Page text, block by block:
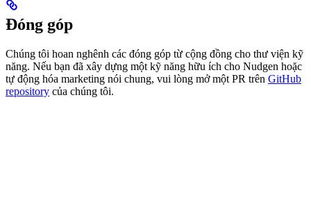
Đóng góp
Chúng tôi hoan nghênh các đóng góp từ cộng đồng cho thư viện kỹ
năng. Nếu bạn đã xây dựng một kỹ năng hữu ích cho Nudgen hoặc
tự động hóa marketing nói chung, vui lòng mở một PR trên GitHub
repository của chúng tôi.